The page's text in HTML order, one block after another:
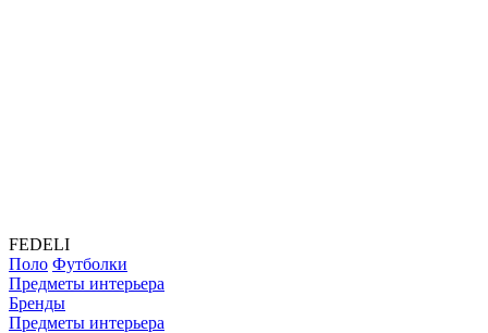
FEDELI
Поло Футболки
Предметы интерьера
Бренды
Предметы интерьера